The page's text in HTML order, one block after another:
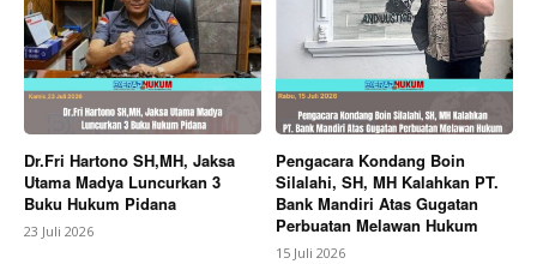
Dr.Fri Hartono SH,MH, Jaksa
Utama Madya Luncurkan 3
Buku Hukum Pidana
23 Juli 2026
Pengacara Kondang Boin
Silalahi, SH, MH Kalahkan PT.
Bank Mandiri Atas Gugatan
Perbuatan Melawan Hukum
15 Juli 2026